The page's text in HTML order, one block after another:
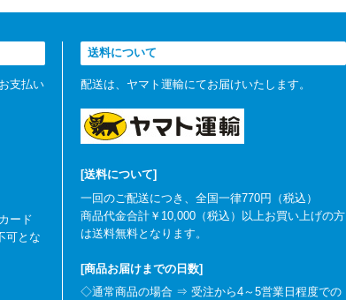
支払い
ード
可とな
送料について
配送は、ヤマト運輸にてお届けいたします。
[送料について]
一回のご配送につき、全国一律770円（税込）
商品代金合計￥10,000（税込）以上お買い上げの方
は送料無料となります。
[商品お届けまでの日数]
◇通常商品の場合 ⇒ 受注から4～5営業日程度での